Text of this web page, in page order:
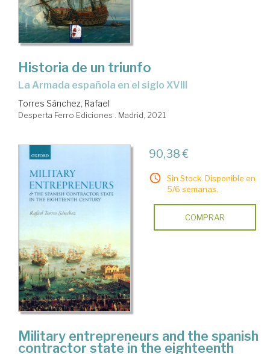
Historia de un triunfo
La Armada española en el siglo XVIII
Torres Sánchez, Rafael
Desperta Ferro Ediciones . Madrid, 2021
90,38 €
Sin Stock. Disponible en
5/6 semanas.
COMPRAR
Military entrepreneurs and the spanish
contractor state in the eighteenth